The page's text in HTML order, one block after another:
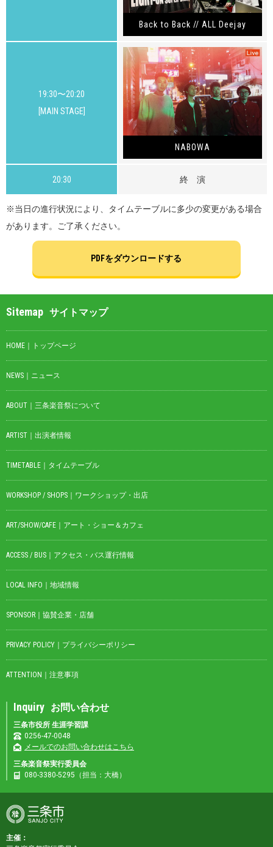
Back to Back // ALL Deejay
19:30〜20:20
[MAIN STAGE]
NABOWA
20:30 終 演
※当日の進行状況により、タイムテーブルに多少の変更がある場合
があります。ご了承ください。
PDFをダウンロードする
Sitemap サイトマップ
HOME｜トップページ
NEWS｜ニュース
ABOUT｜三条楽音祭について
ARTIST｜出演者情報
TIMETABLE｜タイムテーブル
WORKSHOP / SHOPS｜ワークショップ・出店
ART/SHOW/CAFE｜アート・ショー＆カフェ
ACCESS / BUS｜アクセス・バス運行情報
LOCAL INFO｜地域情報
SPONSOR｜協賛企業・店舗
PRIVACY POLICY｜プライバシーポリシー
ATTENTION｜注意事項
Inquiry お問い合わせ
三条市役所 生涯学習課
0256-47-0048
メールでのお問い合わせはこちら
三条楽音祭実行委員会
080-3380-5295（担当：大橋）
主催：